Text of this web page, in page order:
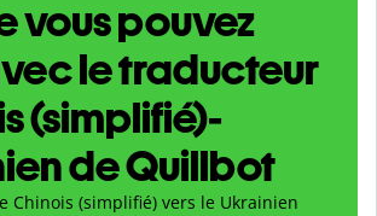
vous pouvez
le traducteur
(simplifié)-
de Quillbot
Chinois (simplifié) vers le Ukrainien